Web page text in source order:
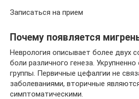
Записаться на прием
Почему появляется
Неврология описывает более двух
боли различного генеза.
группы. Первичные цефалгии не
заболеваниями, вторичные
симптоматическими.